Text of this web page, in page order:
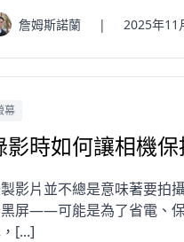
詹姆斯諾蘭 | 2025年11
幕
影時如何讓相機保
影片並不總是意味著要拍
屏——可能是為了省電、
[...]